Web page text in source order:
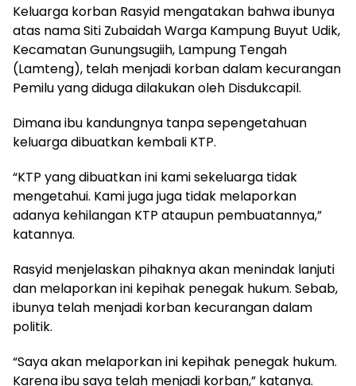
Keluarga korban Rasyid mengatakan bahwa ibunya
atas nama Siti Zubaidah Warga Kampung Buyut Udik,
Kecamatan Gunungsugiih, Lampung Tengah
(Lamteng), telah menjadi korban dalam kecurangan
Pemilu yang diduga dilakukan oleh Disdukcapil.
Dimana ibu kandungnya tanpa sepengetahuan
keluarga dibuatkan kembali KTP.
“KTP yang dibuatkan ini kami sekeluarga tidak
mengetahui. Kami juga juga tidak melaporkan
adanya kehilangan KTP ataupun pembuatannya,”
katannya.
Rasyid menjelaskan pihaknya akan menindak lanjuti
dan melaporkan ini kepihak penegak hukum. Sebab,
ibunya telah menjadi korban kecurangan dalam
politik.
“Saya akan melaporkan ini kepihak penegak hukum.
Karena ibu saya telah menjadi korban,” katanya.